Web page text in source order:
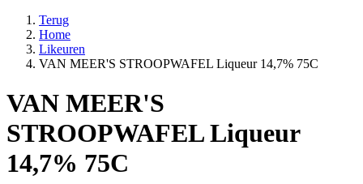
Terug
Home
Likeuren
VAN MEER'S STROOPWAFEL Liqueur 14,7% 75C
VAN MEER'S
STROOPWAFEL Liqueur
14,7% 75C